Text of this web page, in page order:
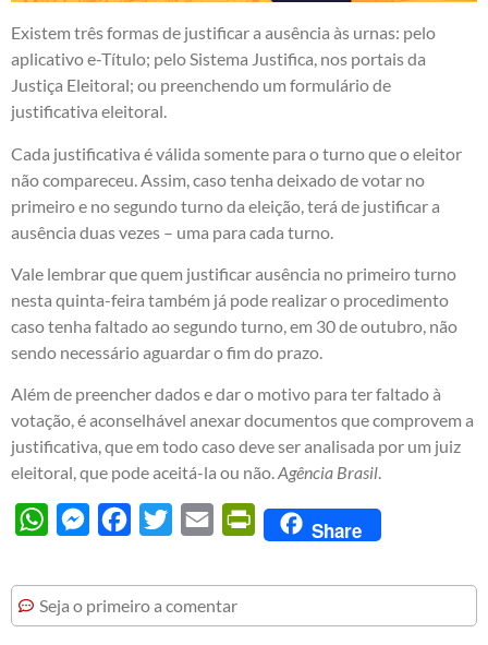
Existem três formas de justificar a ausência às urnas: pelo
aplicativo e-Título; pelo Sistema Justifica, nos portais da
Justiça Eleitoral; ou preenchendo um formulário de
justificativa eleitoral.
Cada justificativa é válida somente para o turno que o eleitor
não compareceu. Assim, caso tenha deixado de votar no
primeiro e no segundo turno da eleição, terá de justificar a
ausência duas vezes – uma para cada turno.
Vale lembrar que quem justificar ausência no primeiro turno
nesta quinta-feira também já pode realizar o procedimento
caso tenha faltado ao segundo turno, em 30 de outubro, não
sendo necessário aguardar o fim do prazo.
Além de preencher dados e dar o motivo para ter faltado à
votação, é aconselhável anexar documentos que comprovem a
justificativa, que em todo caso deve ser analisada por um juiz
eleitoral, que pode aceitá-la ou não.Agência Brasil.
WhatsAppMessengerFacebook
Twitter Email PrintFriendly
Share
Seja o primeiro a comentar